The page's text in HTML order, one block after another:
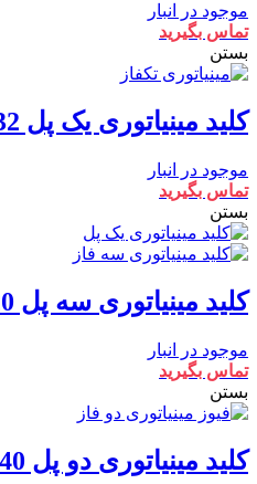
موجود در انبار
تماس بگیرید
بستن
کلید مینیاتوری یک پل 32 آمپر دنا الکتریک
موجود در انبار
تماس بگیرید
بستن
کلید مینیاتوری سه پل 20 آمپر دنا الکتریک
موجود در انبار
تماس بگیرید
بستن
کلید مینیاتوری دو پل 40 آمپر دنا الکتریک